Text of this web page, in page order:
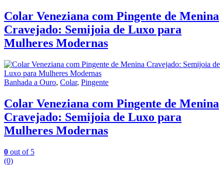
Colar Veneziana com Pingente de Menina
Cravejado: Semijoia de Luxo para
Mulheres Modernas
Banhada a Ouro, Colar, Pingente
Colar Veneziana com Pingente de Menina
Cravejado: Semijoia de Luxo para
Mulheres Modernas
0 out of 5
(0)